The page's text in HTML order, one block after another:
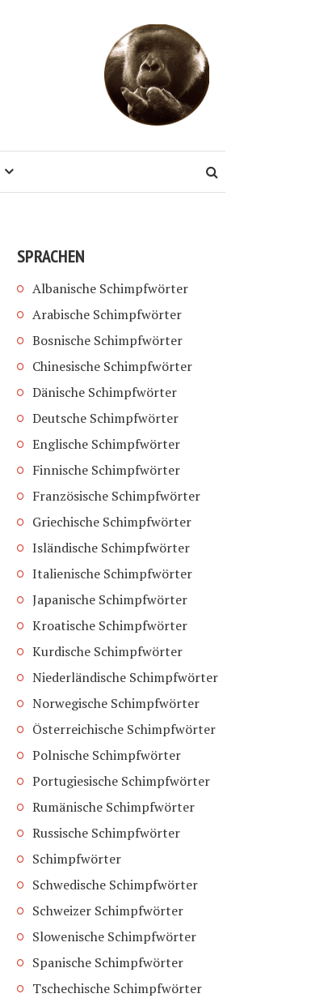
SPRACHEN
Albanische Schimpfwörter
Arabische Schimpfwörter
Bosnische Schimpfwörter
Chinesische Schimpfwörter
Dänische Schimpfwörter
Deutsche Schimpfwörter
Englische Schimpfwörter
Finnische Schimpfwörter
Französische Schimpfwörter
Griechische Schimpfwörter
Isländische Schimpfwörter
Italienische Schimpfwörter
Japanische Schimpfwörter
Kroatische Schimpfwörter
Kurdische Schimpfwörter
Niederländische Schimpfwörter
Norwegische Schimpfwörter
Österreichische Schimpfwörter
Polnische Schimpfwörter
Portugiesische Schimpfwörter
Rumänische Schimpfwörter
Russische Schimpfwörter
Schimpfwörter
Schwedische Schimpfwörter
Schweizer Schimpfwörter
Slowenische Schimpfwörter
Spanische Schimpfwörter
Tschechische Schimpfwörter